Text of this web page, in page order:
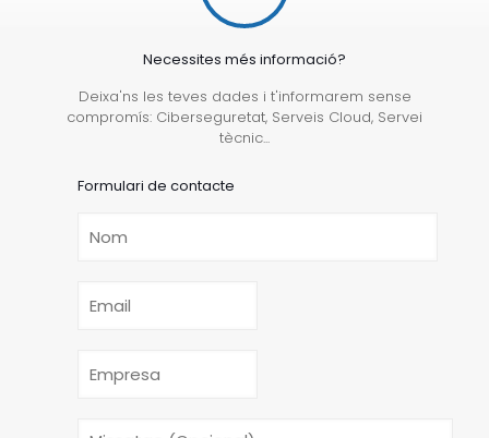
Necessites més informació?
Deixa'ns les teves dades i t'informarem sense
compromís: Ciberseguretat, Serveis Cloud, Servei
tècnic...
Formulari de contacte